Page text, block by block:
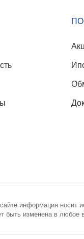
информация
быть изменена в любое